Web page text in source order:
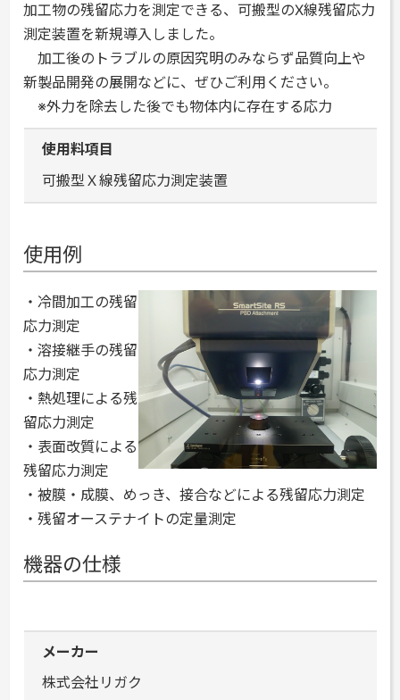
加工物の残留応力を測定できる、可搬型のX線残留応力
測定装置を新規導入しました。
加工後のトラブルの原因究明のみならず品質向上や
新製品開発の展開などに、ぜひご利用ください。
※外力を除去した後でも物体内に存在する応力
使用料項目
可搬型Ｘ線残留応力測定装置
使用例
・冷間加工の残留
応力測定
・溶接継手の残留
応力測定
・熱処理による残
留応力測定
・表面改質による
残留応力測定
・被膜・成膜、めっき、接合などによる残留応力測定
・残留オーステナイトの定量測定
機器の仕様
メーカー
株式会社リガク